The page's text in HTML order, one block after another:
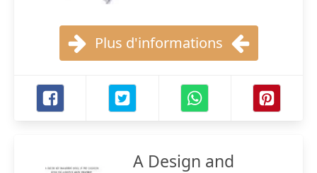
Plus d'informations
A Design and